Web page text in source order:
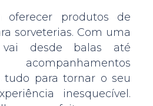
oferecer produtos de
sorveterias. Com uma
desde balas até
tudo para tornar o seu
inesquecível.